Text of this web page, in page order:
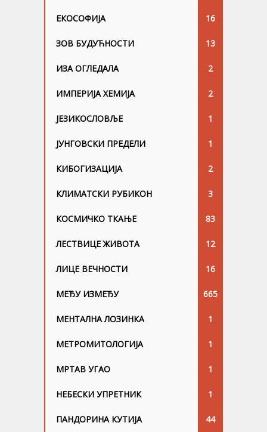
ЕКОСОФИЈА 16
ЗОВ БУДУЋНОСТИ 13
ИЗА ОГЛЕДАЛА 2
ИМПЕРИЈА ХЕМИЈА 2
ЈЕЗИКОСЛОВЉЕ 1
ЈУНГОВСKИ ПРЕДЕЛИ 1
КИБОГИЗАЦИЈА 2
КЛИМАТСКИ РУБИКОН 3
КОСМИЧКО ТКАЊЕ 83
ЛЕСТВИЦЕ ЖИВОТА 12
ЛИЦЕ ВЕЧНОСТИ 16
МЕЂУ ИЗМЕЂУ 665
МЕНТАЛНА ЛОЗИНКА 1
МЕТРОМИТОЛОГИЈА 1
МРТАВ УГАО 1
НЕБЕСКИ УПРЕТНИК 1
ПАНДОРИНА КУТИЈА 44